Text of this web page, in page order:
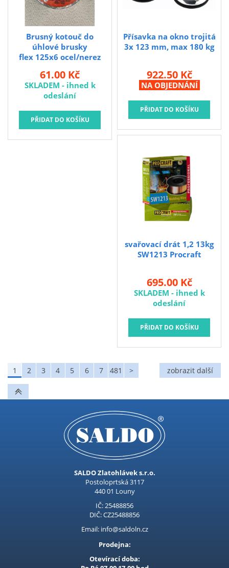
flex 125x6 ocel/nerez
Brusný kotouč do
úhlové brusky
61.00 Kč
SKLADEM - ihned k
odeslání
Přísavka na okno trojitá
3x 123 mm, max 180 kg
922.50 Kč
NA OBJEDNÁNÍ
svařovací drát 1,2 13kg
SW1213 Procraft
695.00 Kč
SKLADEM - ihned k
odeslání
1 2 3 4 5 6 7 481 >
SALDO Zlatohlávek s.r.o.
Postoloprtská 3117
440 01 Louny
IČ: 25488856
DIČ: CZ25488856
Email: info@saldoln.cz
Prodejna:
Otevírací doba: